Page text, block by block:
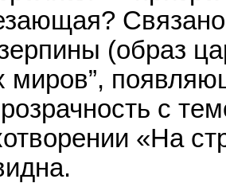
(образ
миров”,
с
«На